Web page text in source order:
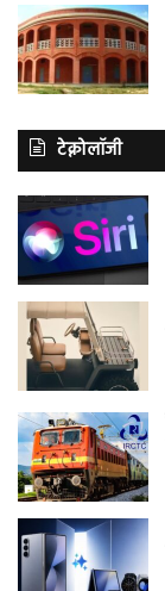
टेक्नोलॉजी